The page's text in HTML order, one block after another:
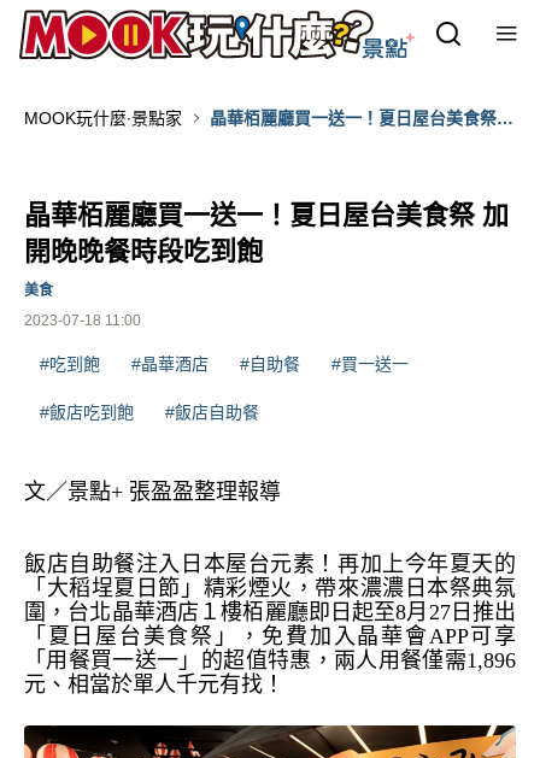
MOOK玩什麼‧景點家
晶華栢麗廳買一送一！夏日屋台美食祭
晶華栢麗廳買一送一！夏日屋台美食祭 加
開晚晚餐時段吃到飽
2023-07-18 11:00
美食
#吃到飽 #晶華酒店 #自助餐 #買一送一
#飯店吃到飽 #飯店自助餐
文／景點+ 張盈盈整理報導
飯店自助餐注入日本屋台元素！再加上今年夏天的
「 大稻埕夏日節」精彩煙火，帶來濃濃日本祭典氛
圍， 台北晶華酒店１樓栢麗廳即日起至8月 27日推出
「夏日屋台美食祭」
， 免費加入晶華會APP可享
「用餐買一送一」的超值特惠， 兩人用餐僅需1,896
元、相當於單人千元有找！